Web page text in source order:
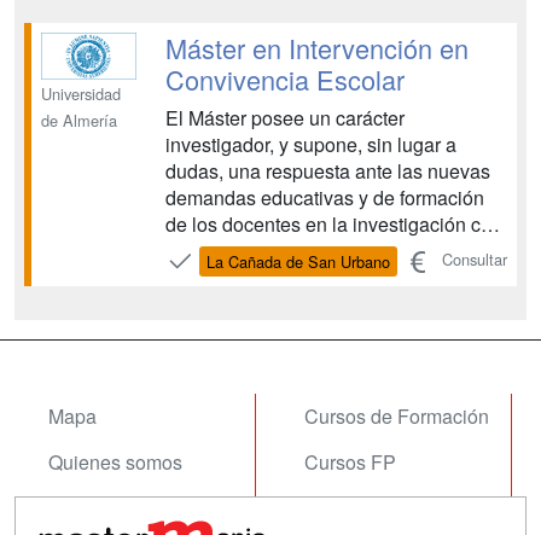
ambientales diversos, desde aspectos
sociales hasta la exposi...
Universidad
de Almería
Máster en Intervención en
Convivencia Escolar
El Máster posee un carácter
investigador, y supone, sin lugar a
dudas, una respuesta ante las nuevas
demandas educativas y de formación
de los docentes en la investigación con
el objetivo de conocer, analizar, y
desarrollar nuevas formas de
La Cañada de San Urbano Consultar
Mapa
Quienes somos
Cursos de Formación
Cursos FP